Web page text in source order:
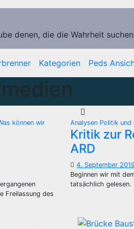
denen, die die Wahrheit
Kategorien Peds
können wir
Freilassung des
Analysen Politik und
Kritik zur
ARD
4. September 2019
Beginnen wir mit
tatsächlich